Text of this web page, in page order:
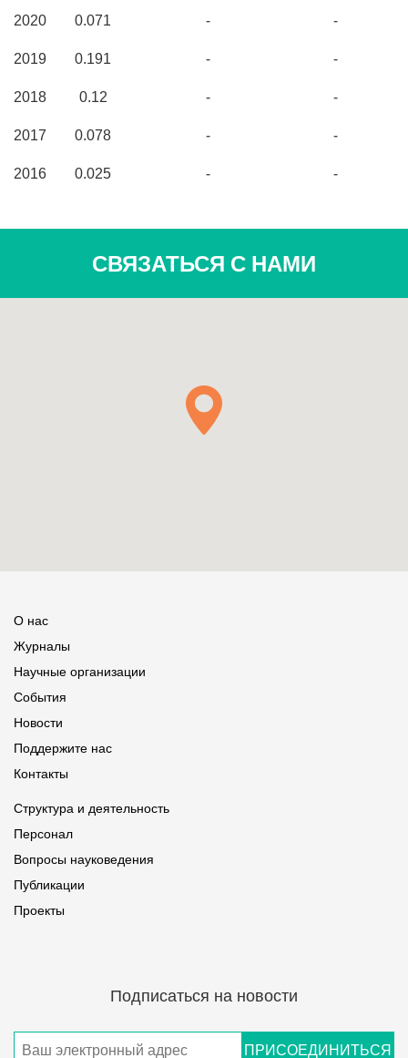
2020 0.071 -
-
2019
0.191 -
-
2018
0.12 -
-
2017
0.078 -
-
2016
0.025 - -
СВЯЗАТЬСЯ С НАМИ
О нас
Журналы
Научные организации
События
Новости
Поддержите нас
Контакты
Структура и деятельность
Персонал
Вопросы науковедения
Публикации
Проекты
Подписаться на новости